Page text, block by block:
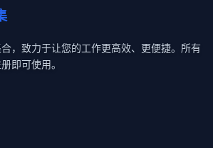
，致力于让您的工作更高效、更便捷。所有
即可使用。